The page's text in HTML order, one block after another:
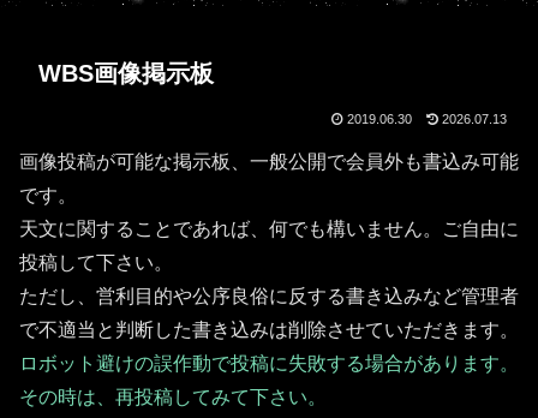
WBS画像掲示板
2019.06.30 2026.07.13
画像投稿が可能な掲示板、一般公開で会員外も書込み可能
です。
天文に関することであれば、何でも構いません。ご自由に
投稿して下さい。
ただし、営利目的や公序良俗に反する書き込みなど管理者
で不適当と判断した書き込みは削除させていただきます。
ロボット避けの誤作動で投稿に失敗する場合があります。
その時は、再投稿してみて下さい。